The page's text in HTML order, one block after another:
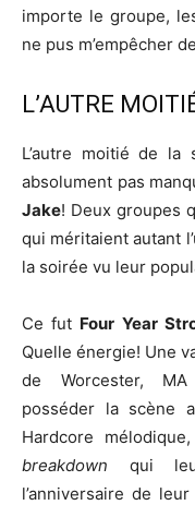
importe le groupe,
ne pus m’empêcher
L’AUTRE
L’autre moitié de
absolument pas
Jake! Deux groupes
qui méritaient autant
la soirée vu leur
Ce fut Four Year
Quelle énergie! Une
de Worcester,
posséder la scène
Hardcore
breakdown qui
l’anniversaire de leur